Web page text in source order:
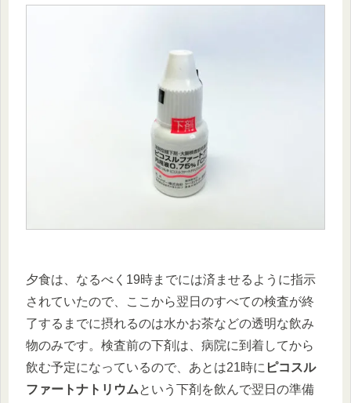
夕食は、なるべく19時までには済ませるように指示
されていたので、ここから翌日のすべての検査が終
了するまでに摂れるのは水かお茶などの透明な飲み
物のみです。検査前の下剤は、病院に到着してから
飲む予定になっているので、あとは21時に ピコスル
ファートナトリウムという下剤を飲んで翌日の準備